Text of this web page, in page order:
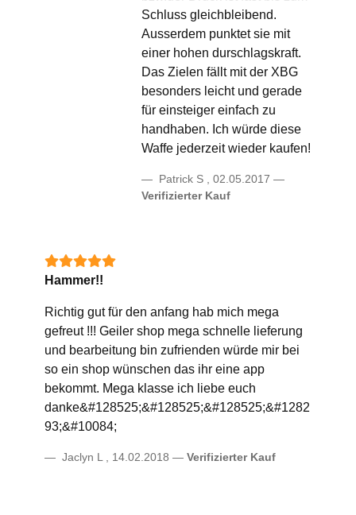
Schluss gleichbleibend.
Ausserdem punktet sie mit
einer hohen durschlagskraft.
Das Zielen fällt mit der XBG
besonders leicht und gerade
für einsteiger einfach zu
handhaben. Ich würde diese
Waffe jederzeit wieder kaufen!
Patrick S , 02.05.2017
Verifizierter Kauf
Hammer!!
Richtig gut für den anfang hab mich mega
gefreut !!! Geiler shop mega schnelle lieferung
und bearbeitung bin zufrienden würde mir bei
so ein shop wünschen das ihr eine app
bekommt. Mega klasse ich liebe euch
danke&#128525;&#128525;&#128525;&#1282
93;&#10084;
Jaclyn L , 14.02.2018 Verifizierter Kauf